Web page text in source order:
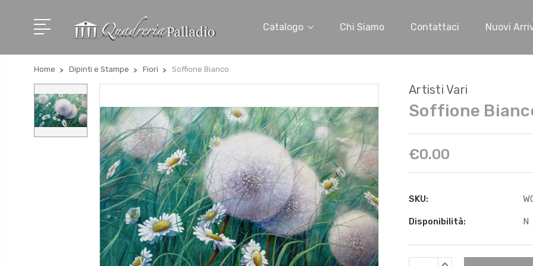
Catalogo Chi Siamo Contattaci Nuovi
Home Dipinti e Stampe Fiori Soffione Bianco
Artisti Vari
Soffione
€0.00
SKU:
Disponibilità: N
AUMENTARE